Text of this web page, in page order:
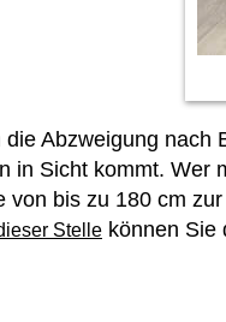
Abzweigung nach
in Sicht kommt. Wer
von bis zu 180 cm
Stelle können Sie